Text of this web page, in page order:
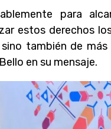
para
estos derechos
también de
en su mensaje.